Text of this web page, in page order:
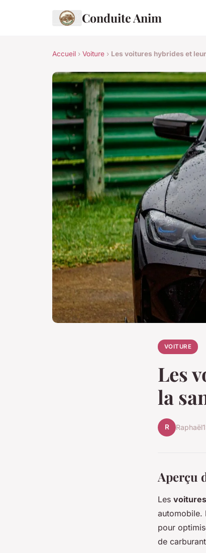
Conduite Anim
Accueil › Voiture › Les voitures hybrides et
VOITURE
Les
la
R Raphaël
Aperçu
Les
automobile.
pour
de